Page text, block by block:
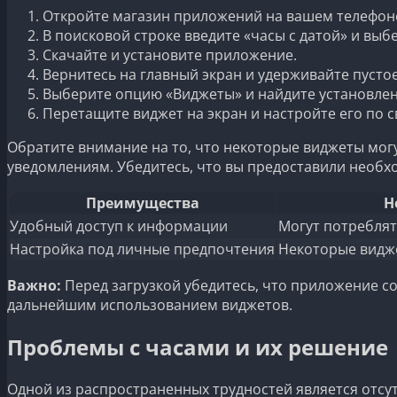
Откройте магазин приложений на вашем
В поисковой строке введите «часы с датой» и
Скачайте и установите приложение.
Вернитесь на главный экран и удерживайте
Выберите опцию «Виджеты» и найдите
Перетащите виджет на экран и настройте его по
Обратите внимание на то, что некоторые виджеты
уведомлениям. Убедитесь, что вы предоставили
Преимущества
Удобный доступ к информации
Могут
Настройка под личные предпочтения Некоторые
Важно: Перед загрузкой убедитесь, что приложение
дальнейшим использованием виджетов.
Проблемы с часами и их решение
Одной из распространенных трудностей является